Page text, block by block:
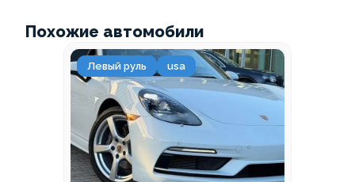
Похожие автомобили
Левый руль usa